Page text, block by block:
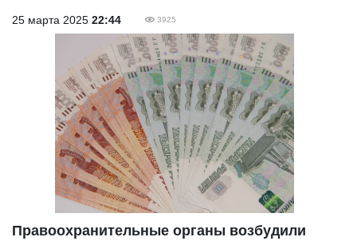
25 марта 2025 22:44 3925
Правоохранительные органы возбудили